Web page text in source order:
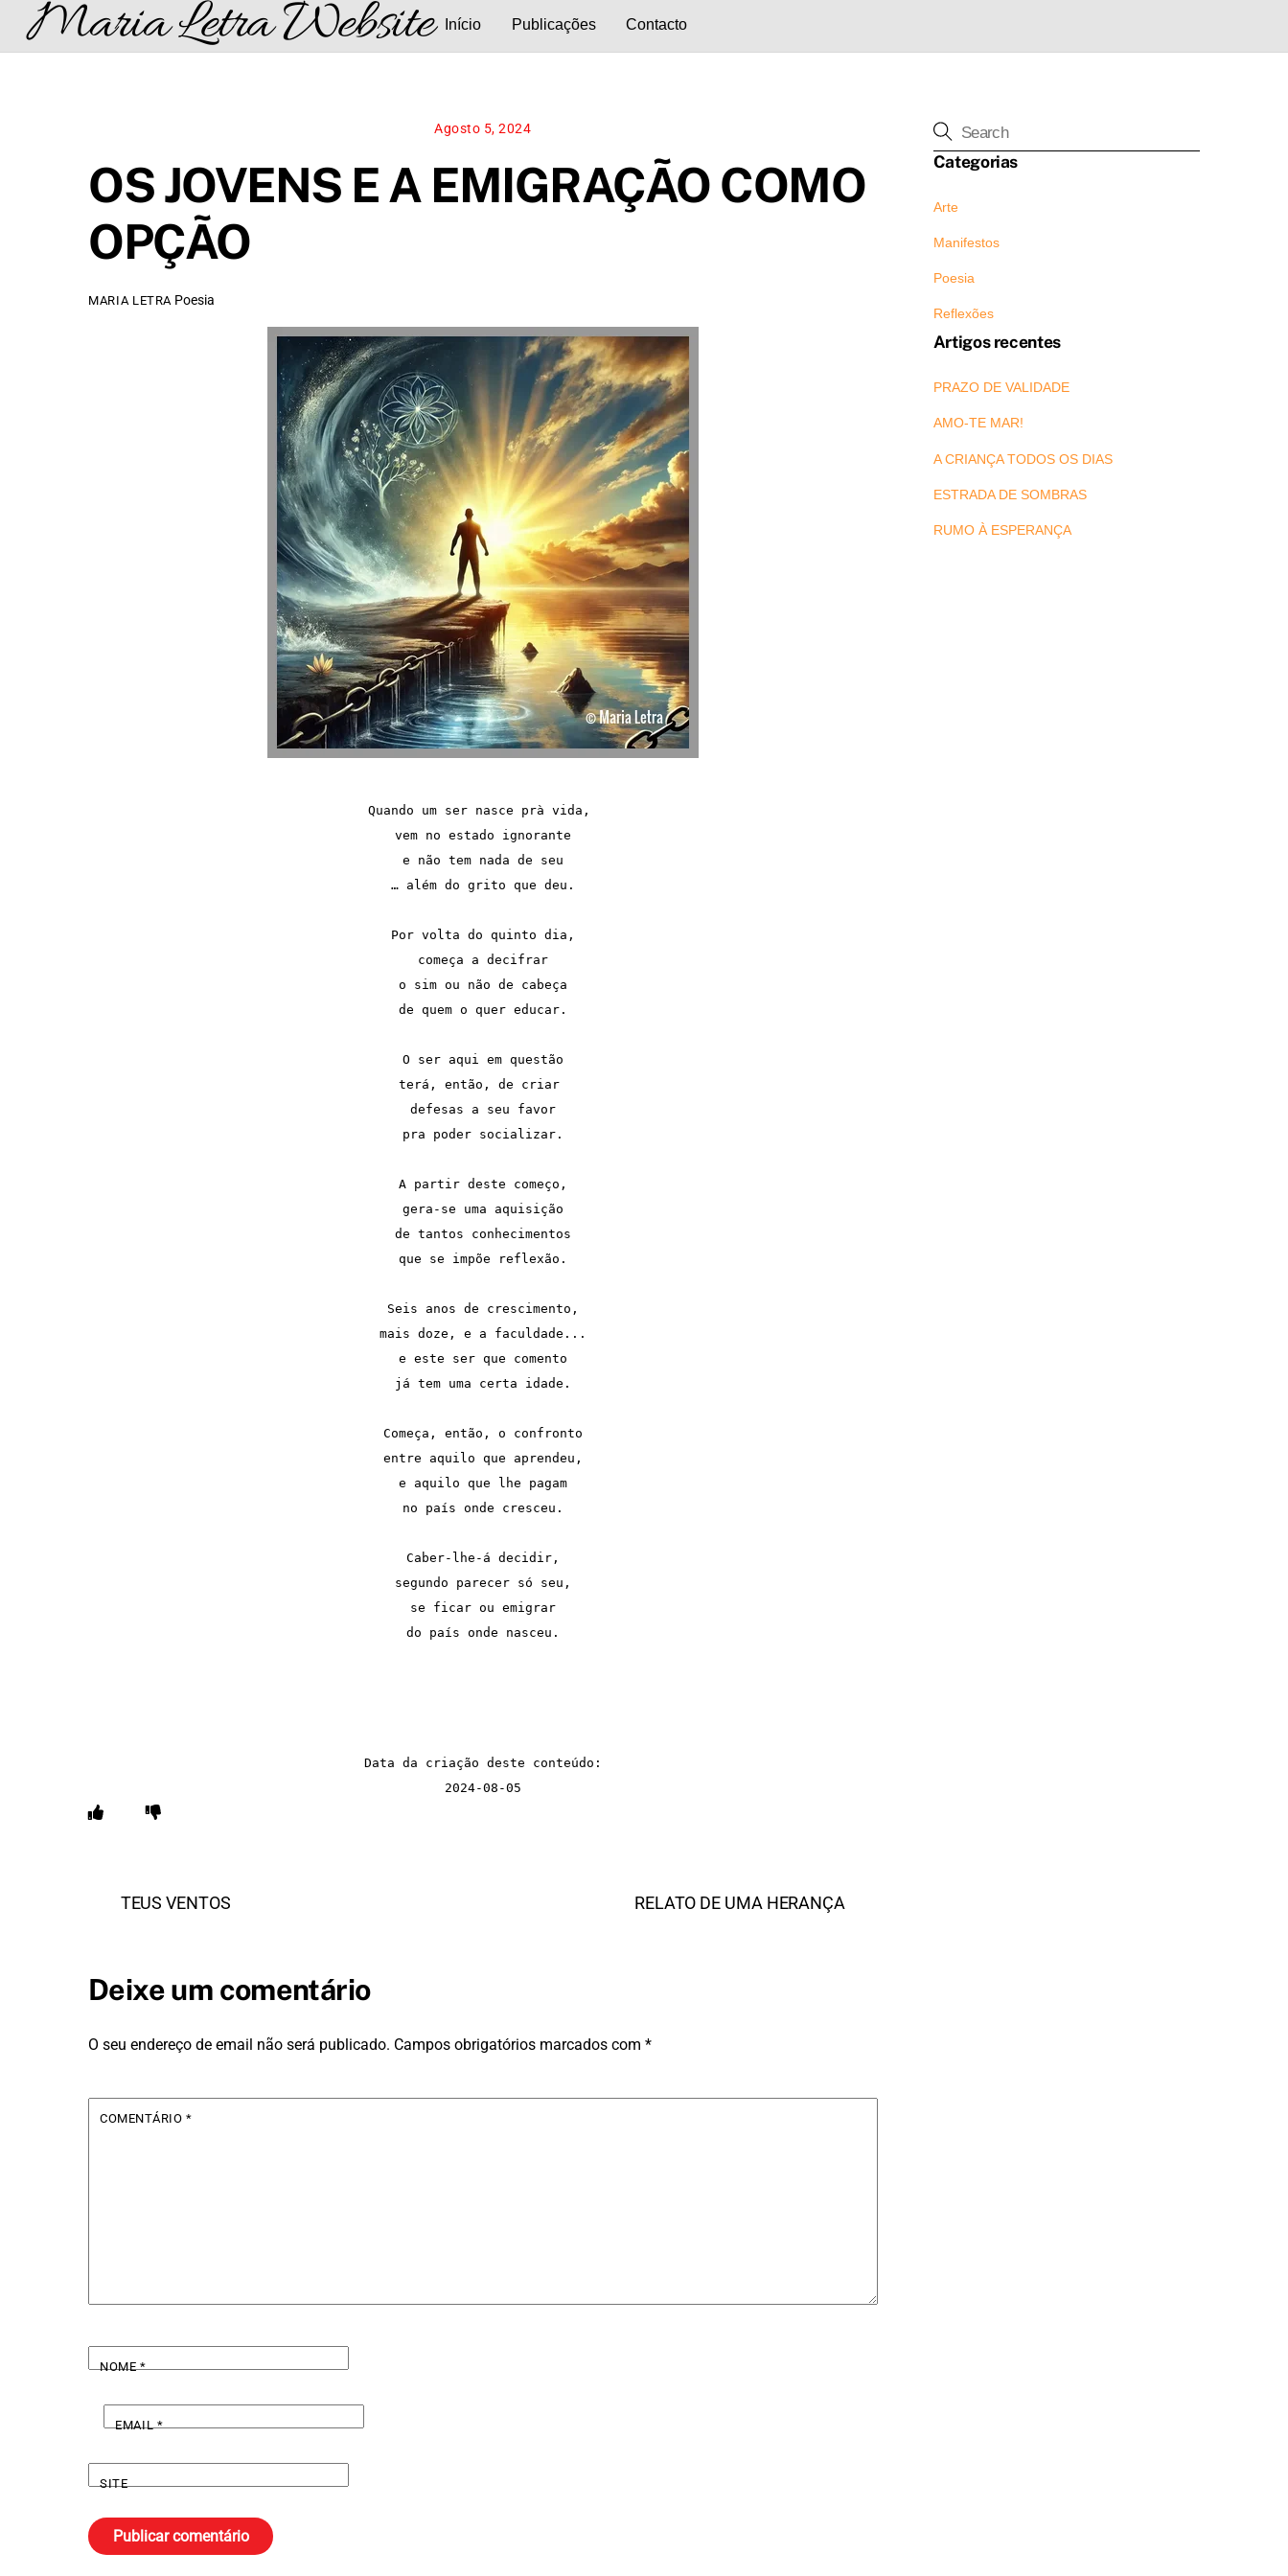
Maria Letra Website Início Publicações Contacto
Agosto 5, 2024
OS JOVENS E A EMIGRAÇÃO COMO
OPÇÃO
MARIA LETRA Poesia
Quando um ser nasce prà vida,
vem no estado ignorante
e não tem nada de seu
… além do grito que deu.
Por volta do quinto dia,
começa a decifrar
o sim ou não de cabeça
de quem o quer educar.
O ser aqui em questão
terá, então, de criar
defesas a seu favor
pra poder socializar.
A partir deste começo,
gera-se uma aquisição
de tantos conhecimentos
que se impõe reflexão.
Seis anos de crescimento,
mais doze, e a faculdade...
e este ser que comento
já tem uma certa idade.
Começa, então, o confronto
entre aquilo que aprendeu,
e aquilo que lhe pagam
no país onde cresceu.
Caber-lhe-á decidir,
segundo parecer só seu,
se ficar ou emigrar
do país onde nasceu.
Data da criação deste conteúdo:
2024-08-05
TEUS VENTOS RELATO DE UMA HERANÇA
Deixe um comentário
O seu endereço de email não será publicado. Campos obrigatórios marcados com *
COMENTÁRIO *
NOME*
EMAIL*
SITE
Categorias
Arte
Manifestos
Poesia
Reflexões
Artigos recentes
PRAZO DE VALIDADE
AMO-TE MAR!
A CRIANÇA TODOS OS DIAS
ESTRADA DE SOMBRAS
RUMO À ESPERANÇA